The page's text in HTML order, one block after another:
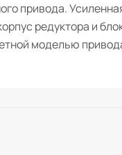
привода.
редуктора и
моделью